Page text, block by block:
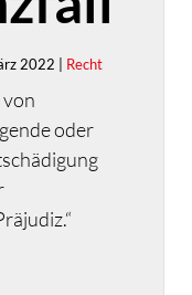
2022 | Recht
oder